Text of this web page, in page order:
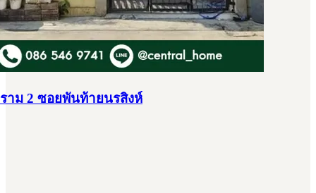
าม 2 ซอยพันท้ายนรสิงห์